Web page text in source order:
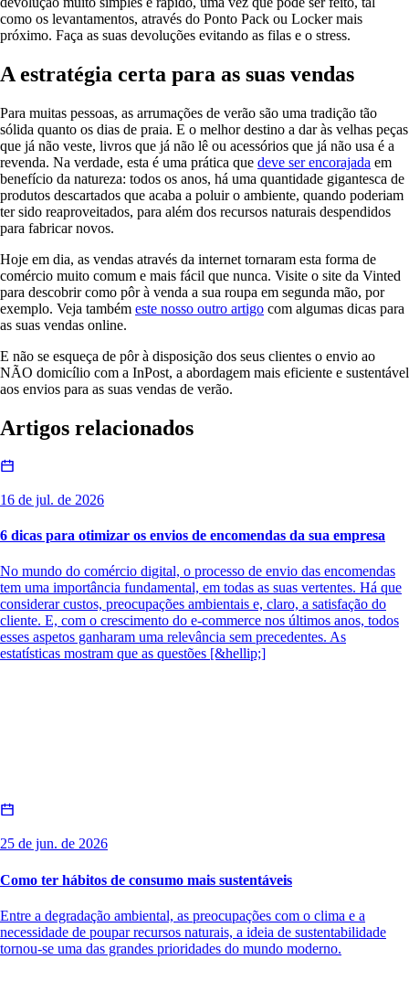
como os levantamentos, através do Ponto Pack ou Locker mais
próximo. Faça as suas devoluções evitando as filas e o stress.
A estratégia certa para as suas vendas
Para muitas pessoas, as arrumações de verão são uma tradição tão
sólida quanto os dias de praia. E o melhor destino a dar às velhas peças
que já não veste, livros que já não lê ou acessórios que já não usa é a
revenda. Na verdade, esta é uma prática que deve ser encorajada em
benefício da natureza: todos os anos, há uma quantidade gigantesca de
produtos descartados que acaba a poluir o ambiente, quando poderiam
ter sido reaproveitados, para além dos recursos naturais despendidos
para fabricar novos.
Hoje em dia, as vendas através da internet tornaram esta forma de
comércio muito comum e mais fácil que nunca. Visite o site da Vinted
para descobrir como pôr à venda a sua roupa em segunda mão, por
exemplo. Veja também este nosso outro artigo com algumas dicas para
as suas vendas online.
E não se esqueça de pôr à disposição dos seus clientes o envio ao
NÃO domicílio com a InPost, a abordagem mais eficiente e sustentável
aos envios para as suas vendas de verão.
Artigos relacionados
16 de jul. de 2026
6 dicas para otimizar os envios de encomendas da sua empresa
No mundo do comércio digital, o processo de envio das encomendas
tem uma importância fundamental, em todas as suas vertentes. Há que
considerar custos, preocupações ambientais e, claro, a satisfação do
cliente. E, com o crescimento do e-commerce nos últimos anos, todos
esses aspetos ganharam uma relevância sem precedentes. As
estatísticas mostram que as questões [&hellip;]
25 de jun. de 2026
Como ter hábitos de consumo mais sustentáveis
Entre a degradação ambiental, as preocupações com o clima e a
necessidade de poupar recursos naturais, a ideia de sustentabilidade
tornou-se uma das grandes prioridades do mundo moderno.